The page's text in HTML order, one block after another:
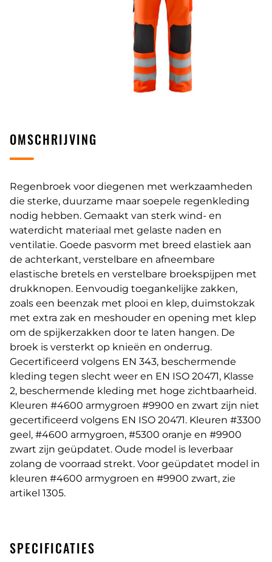
OMSCHRIJVING
Regenbroek voor diegenen met werkzaamheden
die sterke, duurzame maar soepele regenkleding
nodig hebben. Gemaakt van sterk wind- en
waterdicht materiaal met gelaste naden en
ventilatie. Goede pasvorm met breed elastiek aan
de achterkant, verstelbare en afneembare
elastische bretels en verstelbare broekspijpen met
drukknopen. Eenvoudig toegankelijke zakken,
zoals een beenzak met plooi en klep, duimstokzak
met extra zak en meshouder en opening met klep
om de spijkerzakken door te laten hangen. De
broek is versterkt op knieën en onderrug.
Gecertificeerd volgens EN 343, beschermende
kleding tegen slecht weer en EN ISO 20471, Klasse
2, beschermende kleding met hoge zichtbaarheid.
Kleuren #4600 armygroen #9900 en zwart zijn niet
gecertificeerd volgens EN ISO 20471. Kleuren #3300
geel, #4600 armygroen, #5300 oranje en #9900
zwart zijn geüpdatet. Oude model is leverbaar
zolang de voorraad strekt. Voor geüpdatet model in
kleuren #4600 armygroen en #9900 zwart, zie
artikel 1305.
SPECIFICATIES